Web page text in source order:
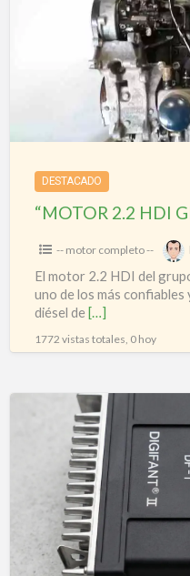
DESTACADO
-- motor completo --
El motor 2.2 HDI del
uno de los más
diésel de […]
1772 vistas totales, 0 hoy
Centralita